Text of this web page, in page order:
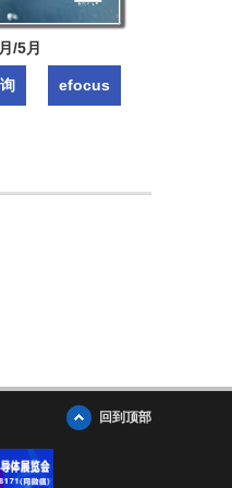
/5月
efocus
回到顶部